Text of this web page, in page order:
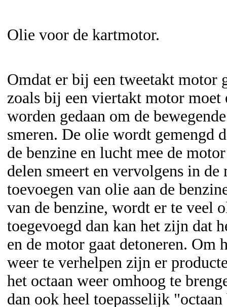
Olie voor de kartmotor.
Omdat er bij een tweetakt motor
zoals bij een viertakt motor
worden gedaan om de
smeren. De olie wordt gemengd
de benzine en lucht mee de
delen smeert en vervolgens in
toevoegen van olie aan de
van de benzine, wordt er te veel
toegevoegd dan kan het zijn dat
en de motor gaat detoneren. Om
weer te verhelpen zijn er
het octaan weer omhoog te
dan ook heel toepasselijk